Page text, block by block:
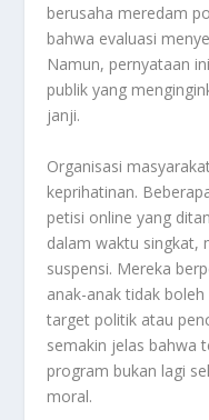
berusaha meredam
bahwa evaluasi
Namun, pernyataan
publik yang
janji.
Organisasi
keprihatinan.
petisi online yang
dalam waktu singkat,
suspensi. Mereka
anak-anak tidak
target politik atau
semakin jelas bahwa
program bukan lagi
moral.